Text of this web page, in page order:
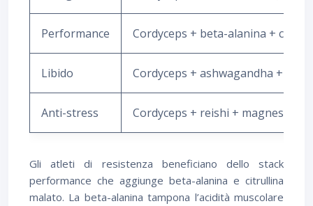
Performance Cordyceps + beta-alanina +
Libido Cordyceps + ashwagandha + zinco
Anti-stress Cordyceps + reishi + magnesio
Gli atleti di resistenza beneficiano dello stack
performance che aggiunge beta-alanina e citrullina
malato. La beta-alanina tampona l’acidità muscolare